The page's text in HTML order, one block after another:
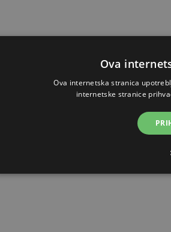
Ova
Ova internetska stranica
internetske stranice